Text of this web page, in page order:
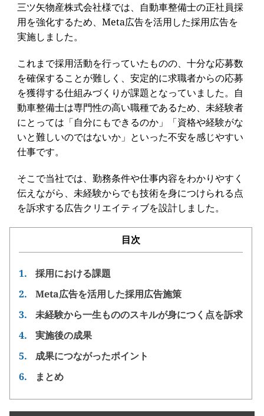
三ツ矢物産株式会社様では、自動車整備士の正社員採
用を強化するため、Meta広告を活用した採用広告を
実施しました。
これまで採用活動を行っていたものの、十分な応募数
を確保することが難しく、安定的に求職者からの応募
を獲得する仕組みづくりが課題となっていました。自
動車整備士は専門性の高い職種であるため、未経験者
にとっては「自分にもできるのか」「資格や経験がな
いと難しいのではないか」といった不安を感じやすい
仕事です。
そこで当社では、勤務条件や仕事内容をわかりやすく
伝えながら、未経験からでも技術を身につけられる点
を訴求する広告クリエイティブを設計しました。
目次
1.
採用における課題
2.
Meta広告を活用した採用広告施策
3.
未経験から一生もののスキルが身につく点を訴求
4.
実施後の成果
5.
成果につながったポイント
6.
まとめ